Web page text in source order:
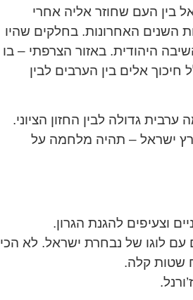
בין העם שחוזר אליה אחרי
השנים האחרונות. בחלקים שהיו
היהודית. באזור הצרפתי – בו
אלים בין הערבים לבין
גדולה לבין החזון הציוני.
ישראל – תהיה מלחמה על
וצעיפים להגנת הגרון.
עם לוגו של נבחרת ישראל. לא הכי
שטות קלה.